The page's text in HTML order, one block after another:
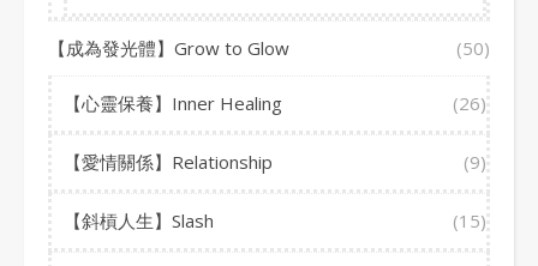
【成為發光體】Grow to Glow (50)
【心靈保養】Inner Healing (26)
【愛情關係】Relationship (9)
【斜槓人生】Slash (15)